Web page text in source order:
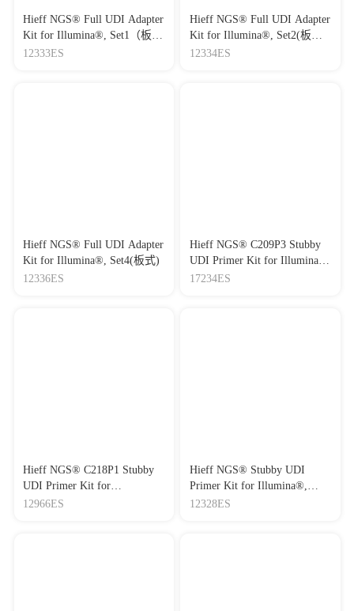
Hieff NGS® Full UDI Adapter
Kit for Illumina®, Set1（板
式）
12333ES
Hieff NGS® Full UDI Adapter
Kit for Illumina®, Set2(板
式）
12334ES
Hieff NGS® Full UDI Adapter
Kit for Illumina®, Set4(板式)
12336ES
Hieff NGS® C209P3 Stubby
UDI Primer Kit for Illumina®
Set1/Set2/Set3/Set4（板式）
17234ES
Hieff NGS® C218P1 Stubby
UDI Primer Kit for
Illumina®（板式，96 index）
12966ES
Hieff NGS® Stubby UDI
Primer Kit for Illumina®,
Set2（1152种Illumina双端唯
12328ES